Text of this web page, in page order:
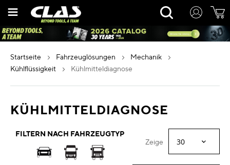
Inhalt
Rechercher
startseite fahrzeuglösungen
mechanik
kühlflüssigkeit
kühlmitteldiagnose
KÜHLMITTELDIAGNOSE
FILTERN NACH FAHRZEUGTYP
Zeige